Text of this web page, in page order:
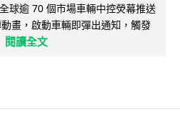
球逾 70 個市場車輛中控熒幕推送
畫，啟動車輛即彈出通知，觸發
閱讀全文